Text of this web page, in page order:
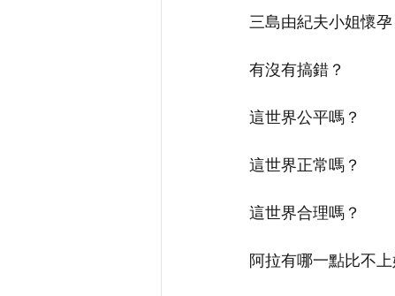
三島由紀夫小姐懷
有沒有搞錯？
這世界公平嗎？
這世界正常嗎？
這世界合理嗎？
阿拉有哪一點比不